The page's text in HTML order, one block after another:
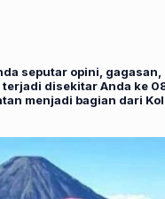
seputar opini,
terjadi disekitar Anda ke
menjadi bagian dari